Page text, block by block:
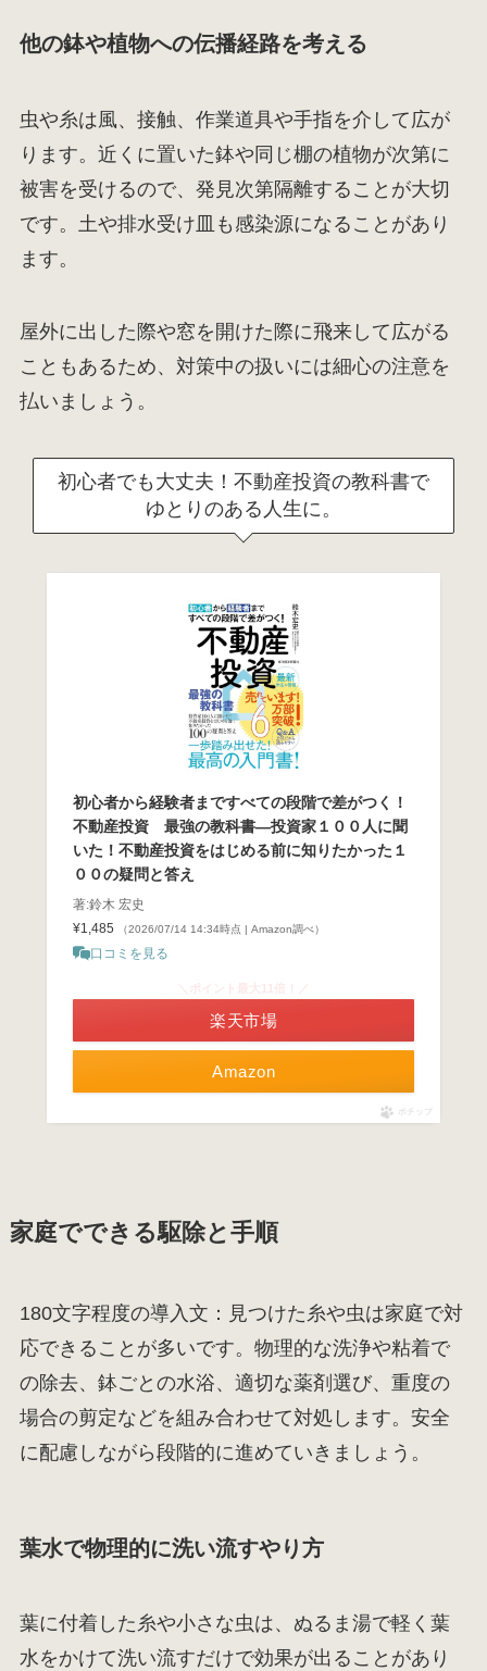
他の鉢や植物への伝播経路を考える
虫や糸は風、接触、作業道具や手指を介して広が
ります。近くに置いた鉢や同じ棚の植物が次第に
被害を受けるので、発見次第隔離することが大切
です。土や排水受け皿も感染源になることがあり
ます。
屋外に出した際や窓を開けた際に飛来して広がる
こともあるため、対策中の扱いには細心の注意を
払いましょう。
初心者でも大丈夫！不動産投資の教科書で
ゆとりのある人生に。
初心者から経験者まですべての段階で差がつく！
不動産投資 最強の教科書―投資家１００人に聞
いた！不動産投資をはじめる前に知りたかった１
００の疑問と答え
著:鈴木 宏史
¥1,485
（2026/07/14 14:34時点 | Amazon調べ）
口コミを見る
Amazon
楽天市場
ポチップ
家庭でできる駆除と手順
180文字程度の導入文：見つけた糸や虫は家庭で対
応できることが多いです。物理的な洗浄や粘着で
の除去、鉢ごとの水浴、適切な薬剤選び、重度の
場合の剪定などを組み合わせて対処します。安全
に配慮しながら段階的に進めていきましょう。
葉水で物理的に洗い流すやり方
葉に付着した糸や小さな虫は、ぬるま湯で軽く葉
水をかけて洗い流すだけで効果が出ることがあり